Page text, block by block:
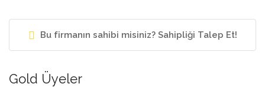
Bu firmanın sahibi misiniz? Sahipliği Talep Et!
Gold Üyeler